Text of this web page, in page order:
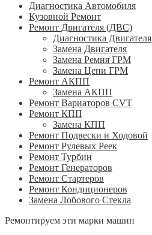
Диагностика Автомобиля
Кузовной Ремонт
Ремонт Двигателя (ДВС)
Диагностика Двигателя
Замена Двигателя
Замена Ремня ГРМ
Замена Цепи ГРМ
Ремонт АКПП
Замена АКПП
Ремонт Вариаторов CVT
Ремонт КПП
Замена КПП
Ремонт Подвески и Ходовой
Ремонт Рулевых Реек
Ремонт Турбин
Ремонт Генераторов
Ремонт Стартеров
Ремонт Кондиционеров
Замена Лобового Стекла
Ремонтируем эти марки машин